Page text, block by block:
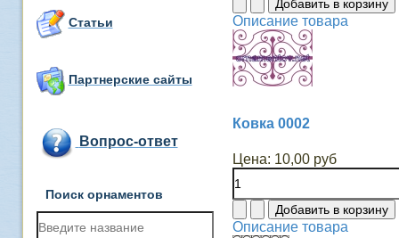
Статьи
Партнерские сайты
Вопрос-ответ
Поиск орнаментов
Описание товара
Ковка 0002
Цена: 10,00 руб
Описание товара